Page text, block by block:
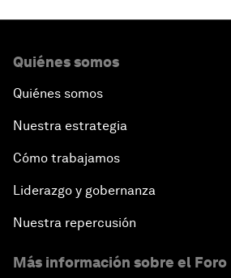
Quiénes somos
Quiénes somos
Nuestra estrategia
Cómo trabajamos
Liderazgo y gobernanza
Nuestra repercusión
Más información sobre el Foro